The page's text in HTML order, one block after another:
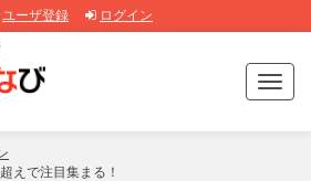
ユーザ登録 ログイン
T
o
g
えで注目集まる！